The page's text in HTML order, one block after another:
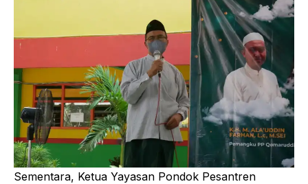
Sementara, Ketua Yayasan Pondok Pesantren